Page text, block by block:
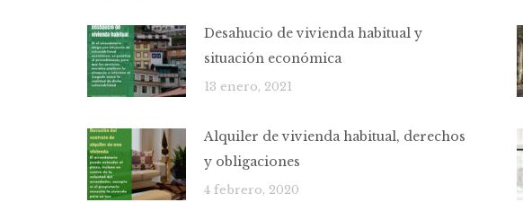
Desahucio de vivienda habitual y
situación económica
13 enero, 2021
Alquiler de vivienda habitual, derechos
y obligaciones
4 febrero, 2020